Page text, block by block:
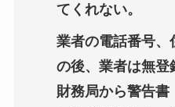
てくれない。
業者の電話番号、
の後、業者は無登
財務局から警告書